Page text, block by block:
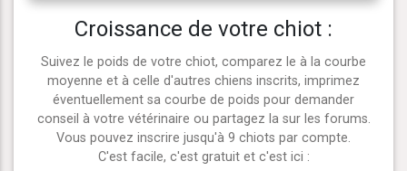
Croissance de votre chiot :
Suivez le poids de votre chiot, comparez le à la courbe
moyenne et à celle d'autres chiens inscrits, imprimez
éventuellement sa courbe de poids pour demander
conseil à votre vétérinaire ou partagez la sur les forums.
Vous pouvez inscrire jusqu'à 9 chiots par compte.
C'est facile, c'est gratuit et c'est ici :